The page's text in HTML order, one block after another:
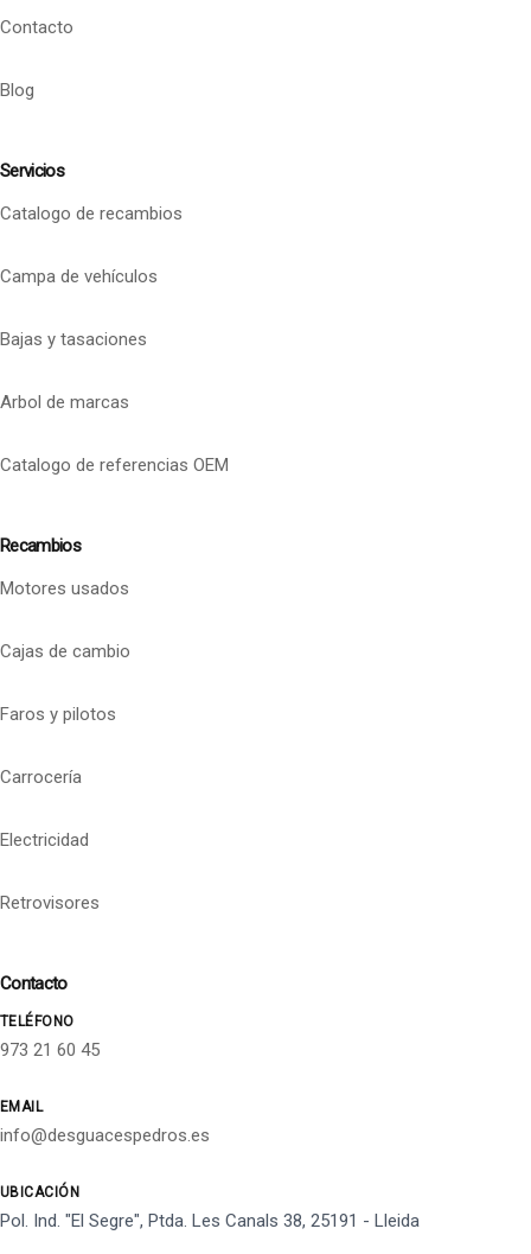
Contacto
Blog
Servicios
Catalogo de recambios
Campa de vehículos
Bajas y tasaciones
Arbol de marcas
Catalogo de referencias OEM
Recambios
Motores usados
Cajas de cambio
Faros y pilotos
Carrocería
Electricidad
Retrovisores
Contacto
TELÉFONO
973 21 60 45
EMAIL
info@desguacespedros.es
UBICACIÓN
Pol. Ind. "El Segre", Ptda. Les Canals 38, 25191 - Lleida